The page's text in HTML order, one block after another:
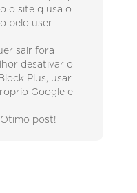
o site q usa o
pelo user
sair fora
desativar o
Plus, usar
Google e
post!